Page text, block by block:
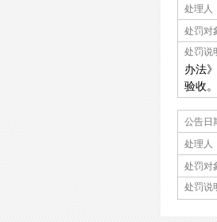
处理人
处罚对
处罚说
办法
验收。
公告日
处理人
处罚对
处罚说